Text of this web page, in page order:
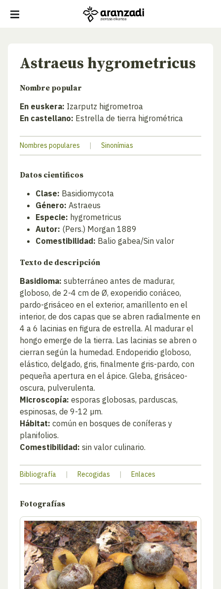
Astraeus hygrometricus
Nombre popular
En euskera: Izarputz higrometroa
En castellano: Estrella de tierra higrométrica
Nombres populares | Sinonímias
Datos cientificos
Clase: Basidiomycota
Género: Astraeus
Especie: hygrometricus
Autor: (Pers.) Morgan 1889
Comestibilidad: Balio gabea/Sin valor
Texto de descripción
Basidioma: subterráneo antes de madurar,
globoso, de 2-4 cm de Ø, exoperidio coriáceo,
pardo-grisáceo en el exterior, amarillento en el
interior, de dos capas que se abren radialmente en
4 a 6 lacinias en figura de estrella. Al madurar el
hongo emerge de la tierra. Las lacinias se abren o
cierran según la humedad. Endoperidio globoso,
elástico, delgado, gris, finalmente gris-pardo, con
pequeña apertura en el ápice. Gleba, grisáceo-
oscura, pulverulenta.
Microscopía: esporas globosas, parduscas,
espinosas, de 9-12 µm.
Hábitat: común en bosques de coníferas y
planifolios.
Comestibilidad: sin valor culinario.
Bibliografía | Recogidas | Enlaces
Fotografías